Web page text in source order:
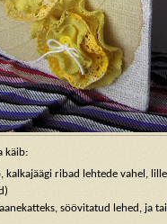
käib:
kalkajäägi ribad lehtede vahel,
söövitatud lehed, ja